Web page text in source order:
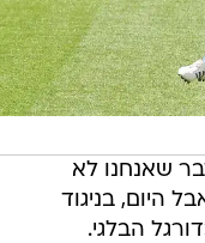
שאנחנו לא
היום, בניגוד
הבלגי.